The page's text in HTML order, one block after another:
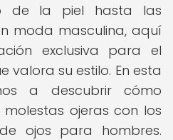
de la piel hasta las
moda masculina, aquí
exclusiva para el
valora su estilo. En esta
a descubrir cómo
ojeras con los
ojos para hombres.